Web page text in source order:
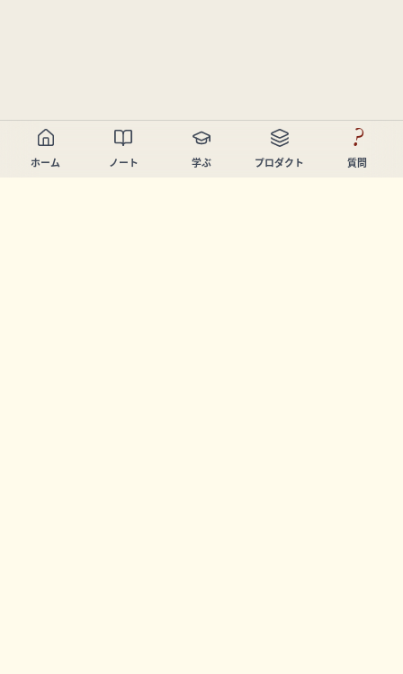
ホーム ノート 学ぶ プロダクト
?
質問